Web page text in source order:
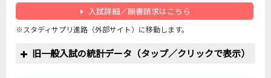
入試詳細／願書請求はこちら
※スタディサプリ進路（外部サイト）に移動します。
旧一般入試の統計データ（タップ／クリックで表示）